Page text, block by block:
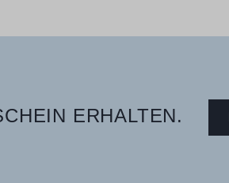
ERHALTEN.